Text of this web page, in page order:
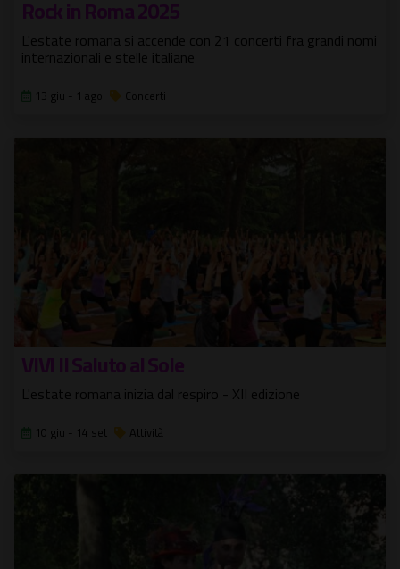
Rock in Roma 2025
L'estate romana si accende con 21 concerti fra grandi nomi
internazionali e stelle italiane
13 giu - 1 ago Concerti
VIVI Il Saluto al Sole
L'estate romana inizia dal respiro - XII edizione
10 giu - 14 set Attività